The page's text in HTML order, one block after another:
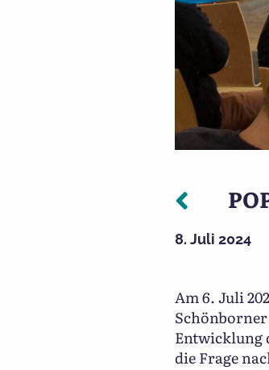
8. Juli 2024
Am 6. Juli
Entwicklung
die Frage